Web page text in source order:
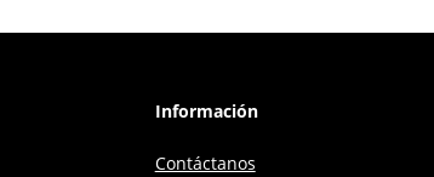
Información
Contáctanos